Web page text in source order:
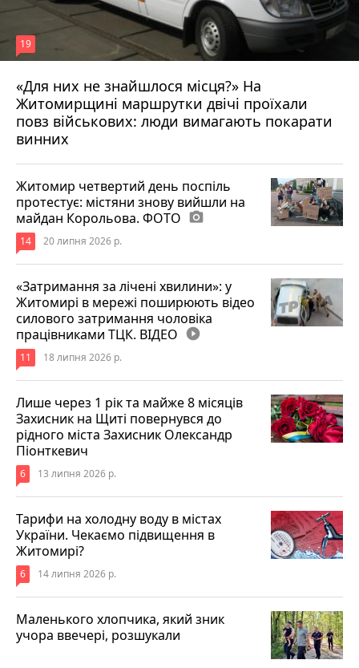
«Для них не знайшлося місця?» На
Житомирщині маршрутки двічі проїхали
повз військових: люди вимагають покарати
винних
19
17 липня 2026 р.
Житомир четвертий день поспіль
протестує: містяни знову вийшли на
майдан Корольова. ФОТО photo_camera
14 20 липня 2026 р.
«Затримання за лічені хвилини»: у
Житомирі в мережі поширюють відео
силового затримання чоловіка
працівниками ТЦК. ВІДЕО play_circle_filled
11 18 липня 2026 р.
Лише через 1 рік та майже 8 місяців
Захисник на Щиті повернувся до
рідного міста Захисник Олександр
Піонткевич
6 13 липня 2026 р.
Тарифи на холодну воду в містах
України. Чекаємо підвищення в
Житомирі?
6 14 липня 2026 р.
Маленького хлопчика, який зник
учора ввечері, розшукали